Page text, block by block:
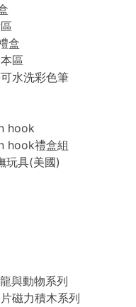
盒
區
水洗彩色筆
hook
hook禮盒組
玩具(美國)
與動物系列
磁力積木系列